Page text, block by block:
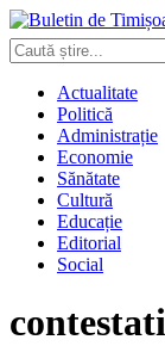
Actualitate
Politică
Administrație
Economie
Sănătate
Cultură
Educație
Editorial
Social